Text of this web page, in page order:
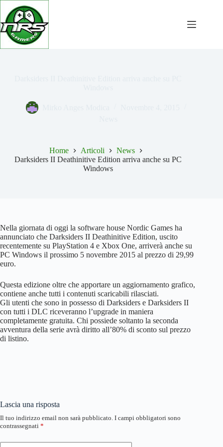
Salta
contenuto
Home Articoli
News
Darksiders II Deathinitive Edition arriva anche su PC
Windows
Nella giornata di oggi la software house Nordic Games ha
annunciato che Darksiders II Deathinitive Edition, uscito
recentemente su PlayStation 4 e Xbox One, arriverà anche su
PC Windows il prossimo 5 novembre 2015 al prezzo di 29,99
euro.
Questa edizione oltre che apportare un aggiornamento grafico,
contiene anche tutti i contenuti scaricabili rilasciati.
Gli utenti che sono in possesso di Darksiders e Darksiders II
con tutti i DLC riceveranno l’upgrade in maniera
completamente gratuita. Chi possiede soltanto la seconda
avventura della serie avrà diritto all’80% di sconto sul prezzo
di listino.
Lascia una risposta
Il tuo indirizzo email non sarà pubblicato. I campi obbligatori sono
contrassegnati *